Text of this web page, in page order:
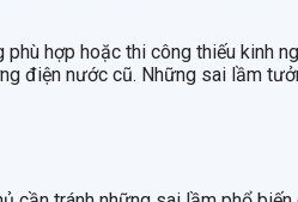
hợp hoặc thi công thiếu kinh
điện nước cũ. Những sai lầm